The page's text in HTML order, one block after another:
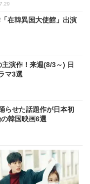
在韓異国大使館」出演
演作！来週(8/3～) 日
マ3選
らせた話題作が日本初
韓国映画6選